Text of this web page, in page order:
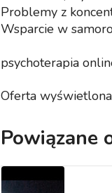
Problemy z
Wsparcie w
psychoterapia
Oferta wyświetlona
Powiązane